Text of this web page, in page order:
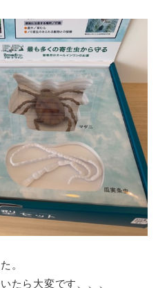
。
たら大変です、、、